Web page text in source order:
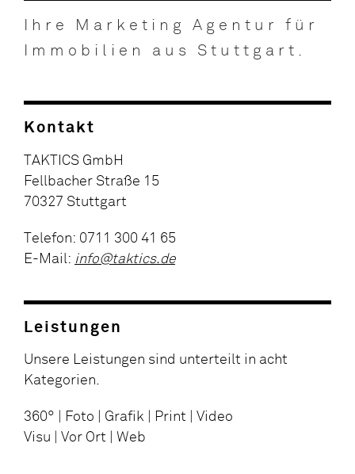
Ihre Marketing Agentur für
Immobilien aus Stuttgart.
Kontakt
TAKTICS GmbH
Fellbacher Straße 15
70327 Stuttgart
Telefon: 0711 300 41 65
E-Mail: info@taktics.de
Leistungen
Unsere Leistungen sind unterteilt in acht
Kategorien.
360° | Foto | Grafik | Print | Video
Visu | Vor Ort | Web